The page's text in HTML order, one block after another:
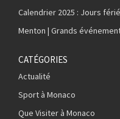
Calendrier 2025 : Jours
Menton | Grands
CATÉGORIES
Actualité
Sport à Monaco
Que Visiter à Monaco